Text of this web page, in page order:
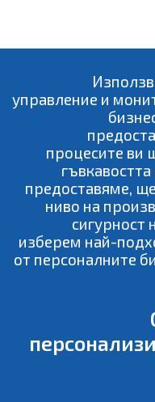
управление и
процесите ви
предоставяме,
ниво на
сигурност
изберем най-
от персоналните